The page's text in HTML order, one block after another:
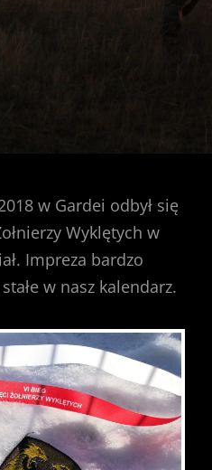
w Gardei odbył się
Wyklętych w
Impreza bardzo
w nasz kalendarz.